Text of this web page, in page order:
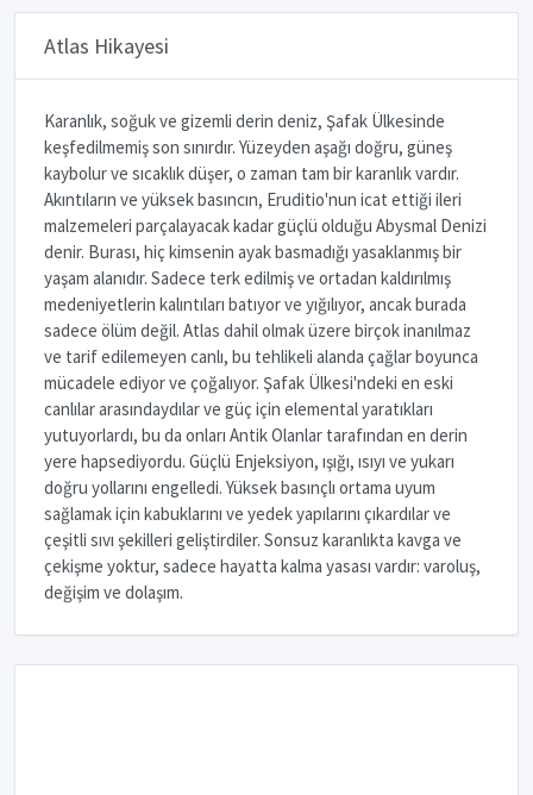
Atlas Hikayesi
Karanlık, soğuk ve gizemli derin deniz, Şafak Ülkesinde
keşfedilmemiş son sınırdır. Yüzeyden aşağı doğru, güneş
kaybolur ve sıcaklık düşer, o zaman tam bir karanlık vardır.
Akıntıların ve yüksek basıncın, Eruditio'nun icat ettiği ileri
malzemeleri parçalayacak kadar güçlü olduğu Abysmal Denizi
denir. Burası, hiç kimsenin ayak basmadığı yasaklanmış bir
yaşam alanıdır. Sadece terk edilmiş ve ortadan kaldırılmış
medeniyetlerin kalıntıları batıyor ve yığılıyor, ancak burada
sadece ölüm değil. Atlas dahil olmak üzere birçok inanılmaz
ve tarif edilemeyen canlı, bu tehlikeli alanda çağlar boyunca
mücadele ediyor ve çoğalıyor. Şafak Ülkesi'ndeki en eski
canlılar arasındaydılar ve güç için elemental yaratıkları
yutuyorlardı, bu da onları Antik Olanlar tarafından en derin
yere hapsediyordu. Güçlü Enjeksiyon, ışığı, ısıyı ve yukarı
doğru yollarını engelledi. Yüksek basınçlı ortama uyum
sağlamak için kabuklarını ve yedek yapılarını çıkardılar ve
çeşitli sıvı şekilleri geliştirdiler. Sonsuz karanlıkta kavga ve
çekişme yoktur, sadece hayatta kalma yasası vardır: varoluş,
değişim ve dolaşım.